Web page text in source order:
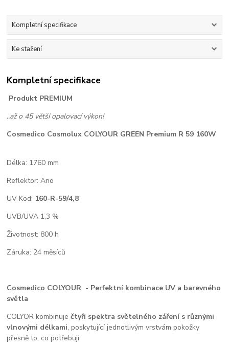
Kompletní specifikace
Ke stažení
Kompletní specifikace
Produkt PREMIUM
..až o 45 větší opalovací výkon!
Cosmedico Cosmolux COLYOUR GREEN Premium R 59 160W
Délka: 1760 mm
Reflektor: Ano
UV Kod: 160-R-59/4,8
UVB/UVA 1,3 %
Životnost: 800 h
Záruka: 24 měsíců
Cosmedico COLYOUR - Perfektní kombinace UV a barevného
světla
COLYOR kombinuječtyři spektra světelného záření s různými
vlnovými délkami, poskytující jednotlivým vrstvám pokožky
přesně to, co potřebují